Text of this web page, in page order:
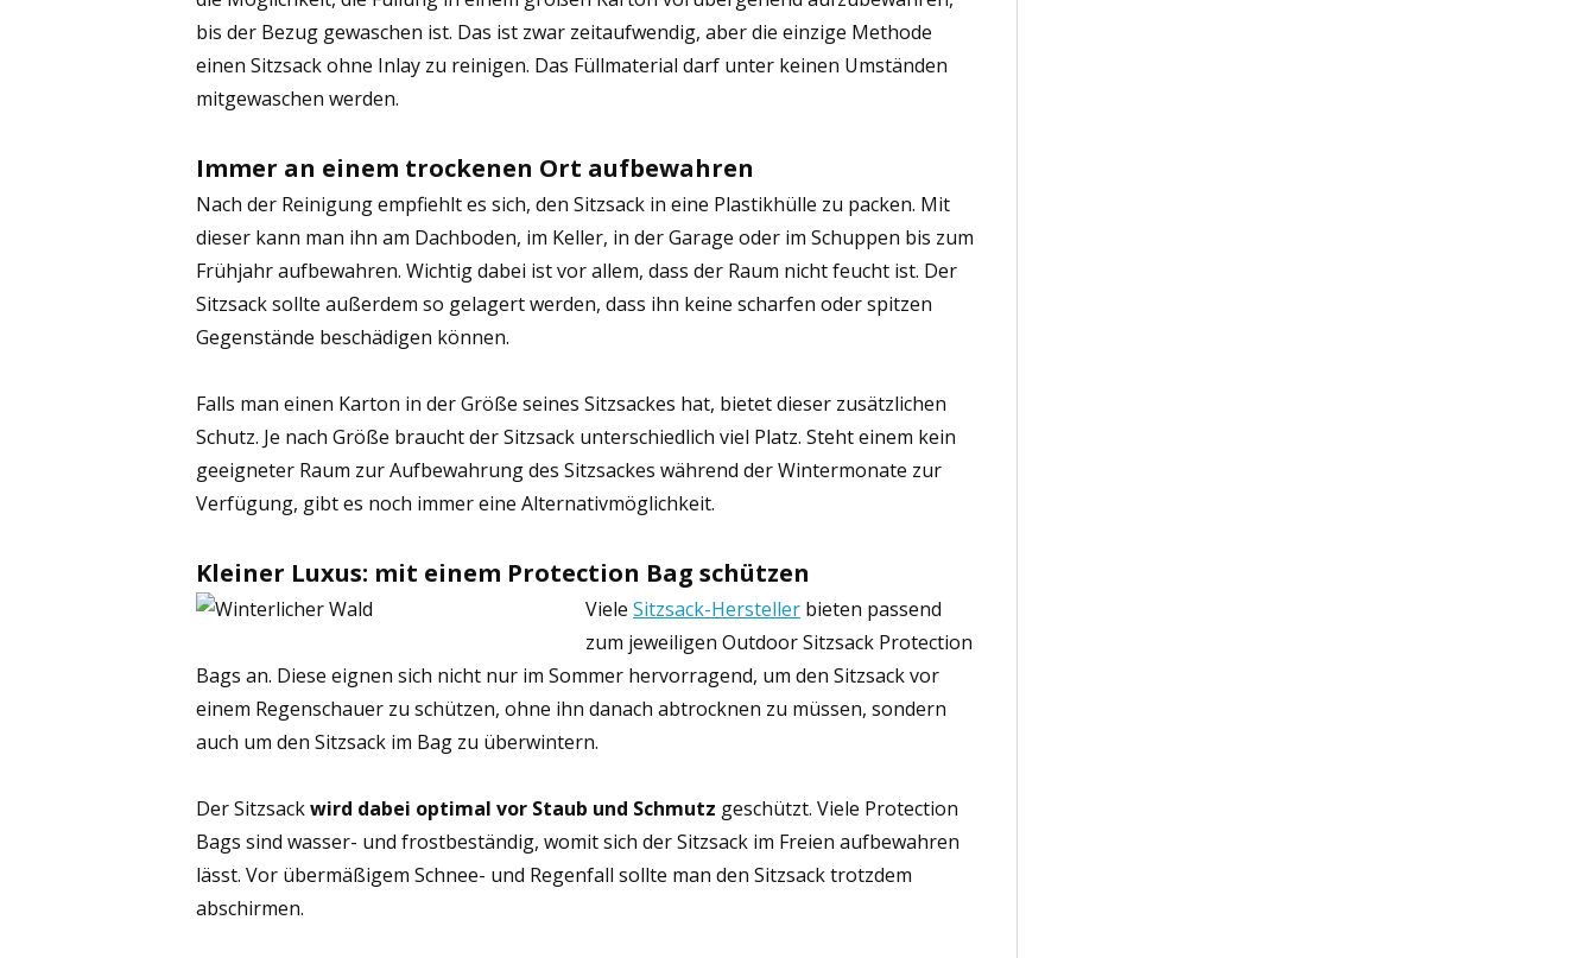
bis der Bezug gewaschen ist. Das ist zwar zeitaufwendig, aber die einzige Methode
einen Sitzsack ohne Inlay zu reinigen. Das Füllmaterial darf unter keinen Umständen
mitgewaschen werden.
Immer an einem trockenen Ort aufbewahren
Nach der Reinigung empfiehlt es sich, den Sitzsack in eine Plastikhülle zu packen. Mit
dieser kann man ihn am Dachboden, im Keller, in der Garage oder im Schuppen bis zum
Frühjahr aufbewahren. Wichtig dabei ist vor allem, dass der Raum nicht feucht ist. Der
Sitzsack sollte außerdem so gelagert werden, dass ihn keine scharfen oder spitzen
Gegenstände beschädigen können.
Falls man einen Karton in der Größe seines Sitzsackes hat, bietet dieser zusätzlichen
Schutz. Je nach Größe braucht der Sitzsack unterschiedlich viel Platz. Steht einem kein
geeigneter Raum zur Aufbewahrung des Sitzsackes während der Wintermonate zur
Verfügung, gibt es noch immer eine Alternativmöglichkeit.
Kleiner Luxus: mit einem Protection Bag schützen
Viele Sitzsack-Hersteller bieten passend
zum jeweiligen Outdoor Sitzsack Protection
Bags an. Diese eignen sich nicht nur im Sommer hervorragend, um den Sitzsack vor
einem Regenschauer zu schützen, ohne ihn danach abtrocknen zu müssen, sondern
auch um den Sitzsack im Bag zu überwintern.
Der Sitzsackwird dabei optimal vor Staub und Schmutz geschützt. Viele Protection
Bags sind wasser- und frostbeständig, womit sich der Sitzsack im Freien aufbewahren
lässt. Vor übermäßigem Schnee- und Regenfall sollte man den Sitzsack trotzdem
abschirmen.